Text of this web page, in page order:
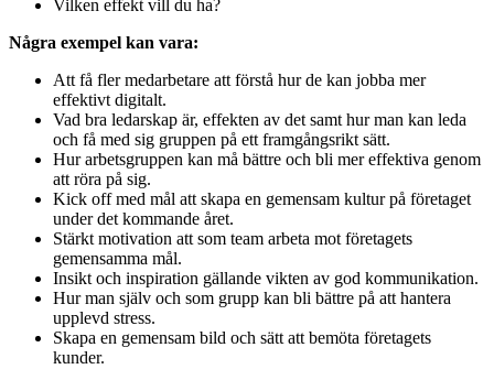
Vilken effekt vill du ha?
Några exempel kan vara:
Att få fler medarbetare att förstå hur de kan jobba mer
effektivt digitalt.
Vad bra ledarskap är, effekten av det samt hur man kan leda
och få med sig gruppen på ett framgångsrikt sätt.
Hur arbetsgruppen kan må bättre och bli mer effektiva genom
att röra på sig.
Kick off med mål att skapa en gemensam kultur på företaget
under det kommande året.
Stärkt motivation att som team arbeta mot företagets
gemensamma mål.
Insikt och inspiration gällande vikten av god kommunikation.
Hur man själv och som grupp kan bli bättre på att hantera
upplevd stress.
Skapa en gemensam bild och sätt att bemöta företagets
kunder.